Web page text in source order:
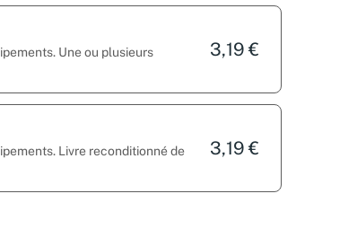
Une ou plusieurs
3,19 €
Livre reconditionné de
3,19 €